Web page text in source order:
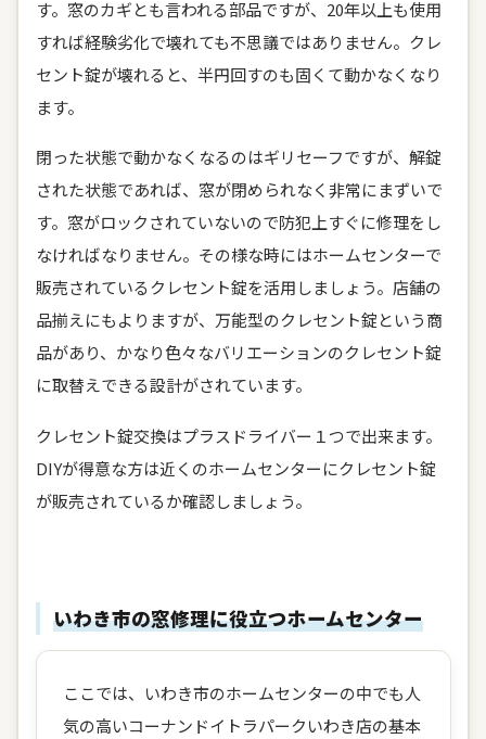
す。窓のカギとも言われる部品ですが、20年以上も使用
すれば経験劣化で壊れても不思議ではありません。クレ
セント錠が壊れると、半円回すのも固くて動かなくなり
ます。
閉った状態で動かなくなるのはギリセーフですが、解錠
された状態であれば、窓が閉められなく非常にまずいで
す。窓がロックされていないので防犯上すぐに修理をし
なければなりません。その様な時にはホームセンターで
販売されているクレセント錠を活用しましょう。店舗の
品揃えにもよりますが、万能型のクレセント錠という商
品があり、かなり色々なバリエーションのクレセント錠
に取替えできる設計がされています。
クレセント錠交換はプラスドライバー１つで出来ます。
DIYが得意な方は近くのホームセンターにクレセント錠
が販売されているか確認しましょう。
いわき市の窓修理に役立つホームセンター
ここでは、いわき市のホームセンターの中でも人
気の高いコーナンドイトラパークいわき店の基本